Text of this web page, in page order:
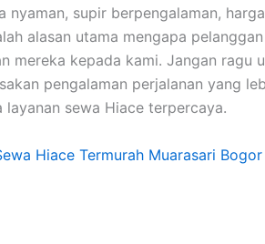
nyaman, supir berpengalaman,
alasan utama mengapa
mereka kepada kami. Jangan ragu
pengalaman perjalanan yang
layanan sewa Hiace terpercaya.
Hiace Termurah Muarasari